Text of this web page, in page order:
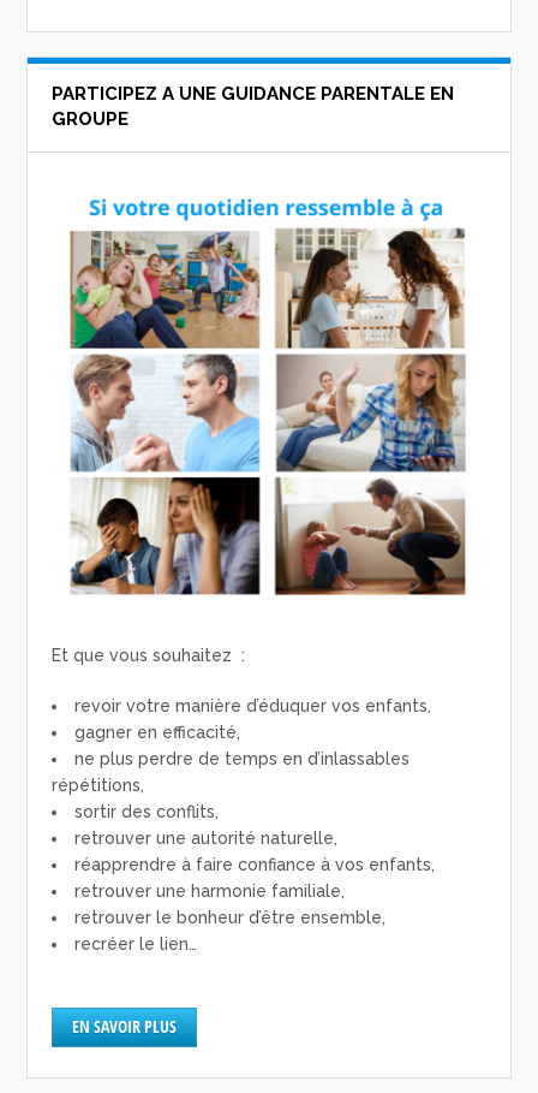
PARTICIPEZ A UNE GUIDANCE PARENTALE EN
GROUPE
Et que vous souhaitez :
revoir votre manière d’éduquer vos enfants,
gagner en efficacité,
ne plus perdre de temps en d’inlassables
répétitions,
sortir des conflits,
retrouver une autorité naturelle,
réapprendre à faire confiance à vos enfants,
retrouver une harmonie familiale,
retrouver le bonheur d’être ensemble,
recréer le lien…
EN SAVOIR PLUS